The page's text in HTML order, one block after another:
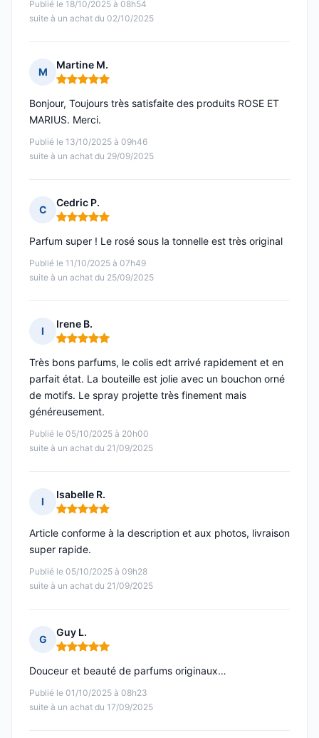
Publié le 18/10/2025 à 08h54
suite à un achat du 02/10/2025
M
Martine M.
Note : 5 sur 5
Publié le 13/10/2025 à 09h46
suite à un achat du 29/09/2025
Bonjour, Toujours très satisfaite des produits ROSE ET
MARIUS. Merci.
C
Cedric P.
Note : 5 sur 5
Publié le 11/10/2025 à 07h49
suite à un achat du 25/09/2025
Parfum super ! Le rosé sous la tonnelle est très original
I
Irene B.
Note : 5 sur 5
Publié le 05/10/2025 à 20h00
suite à un achat du 21/09/2025
Très bons parfums, le colis edt arrivé rapidement et en
parfait état. La bouteille est jolie avec un bouchon orné
de motifs. Le spray projette très finement mais
généreusement.
I
Isabelle R.
Note : 5 sur 5
Publié le 05/10/2025 à 09h28
suite à un achat du 21/09/2025
Article conforme à la description et aux photos, livraison
super rapide.
G
Guy L.
Note : 5 sur 5
Publié le 01/10/2025 à 08h23
suite à un achat du 17/09/2025
Douceur et beauté de parfums originaux…